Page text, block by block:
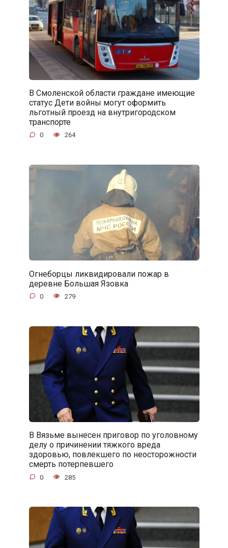
В Смоленской области граждане имеющие
статус Дети войны могут оформить
льготный проезд на внутригородском
транспорте
0 264
Огнеборцы ликвидировали пожар в
деревне Большая Язовка
0 279
В Вязьме вынесен приговор по уголовному
делу о причинении тяжкого вреда
здоровью, повлекшего по неосторожности
смерть потерпевшего
0 285